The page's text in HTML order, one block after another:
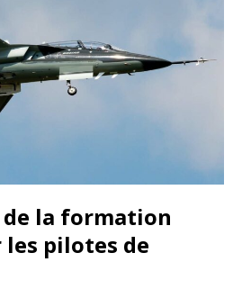
de la formation
les pilotes de